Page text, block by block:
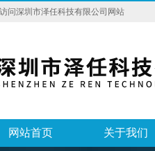
问深圳市泽任科技有限公司网站
网站首页 关于我们